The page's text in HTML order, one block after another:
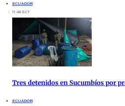
ECUADOR
11:48 ECT
Tres detenidos en Sucumbíos por
ECUADOR